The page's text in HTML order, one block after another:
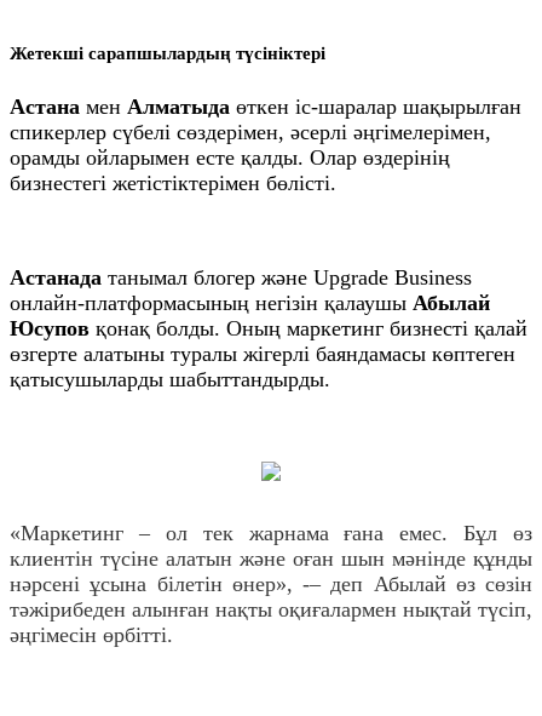
Жетекші сарапшылардың түсініктері
Астана мен Алматыда өткен іс-шаралар шақырылған
спикерлер сүбелі сөздерімен, әсерлі әңгімелерімен,
орамды ойларымен есте қалды. Олар өздерінің
бизнестегі жетістіктерімен бөлісті.
Астанада танымал блогер және Upgrade Business
онлайн-платформасының негізін қалаушы Абылай
Юсупов қонақ болды. Оның маркетинг бизнесті қалай
өзгерте алатыны туралы жігерлі баяндамасы көптеген
қатысушыларды шабыттандырды.
«Маркетинг – ол тек жарнама ғана емес. Бұл өз
клиентін түсіне алатын және оған шын мәнінде құнды
нәрсені ұсына білетін өнер», -– деп Абылай өз сөзін
тәжірибеден алынған нақты оқиғалармен нықтай түсіп,
әңгімесін өрбітті.